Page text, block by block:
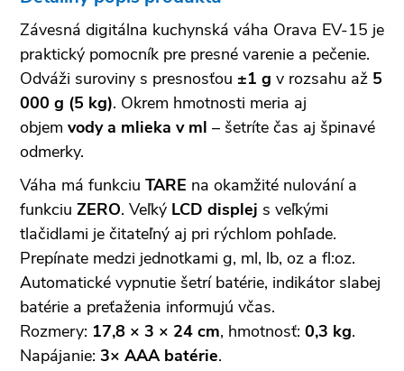
Závesná digitálna kuchynská váha Orava EV-15 je
praktický pomocník pre presné varenie a pečenie.
Odváži suroviny s presnosťou ±1 g v rozsahu až 5
000 g (5 kg). Okrem hmotnosti meria aj
objem vody a mlieka v ml – šetríte čas aj špinavé
odmerky.
Váha má funkciu TARE na okamžité nulování a
funkciu ZERO. Veľký LCD displej s veľkými
tlačidlami je čitateľný aj pri rýchlom pohľade.
Prepínate medzi jednotkami g, ml, lb, oz a fl:oz.
Automatické vypnutie šetrí batérie, indikátor slabej
batérie a preťaženia informujú včas.
Rozmery: 17,8 × 3 × 24 cm, hmotnosť: 0,3 kg.
Napájanie: 3× AAA batérie.